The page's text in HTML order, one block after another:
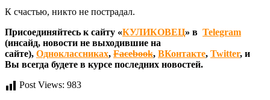
К счастью, никто не пострадал.
Присоединяйтесь к сайту «КУЛИКОВЕЦ» в Telegram
(инсайд, новости не выходившие на
сайте), Одноклассниках, Facebook, ВКонтакте, Twitter, и
Вы всегда будете в курсе последних новостей.
Post Views: 983